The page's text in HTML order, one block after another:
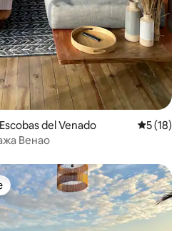
del Venado Просечна
5 (18)
Венао
на гостите“